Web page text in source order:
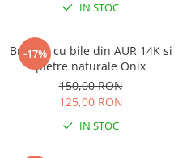
Lănțișoare cu Soare
Lănțișoare cu Semilună
Lănțișoare cu Zodii
Lănțișoare cu Animale
Lănțișoare cu Molecule
IN STOC
-17%
Bratara cu bile din AUR 14K si
pietre naturale Onix
150,00 RON
125,00 RON
IN STOC